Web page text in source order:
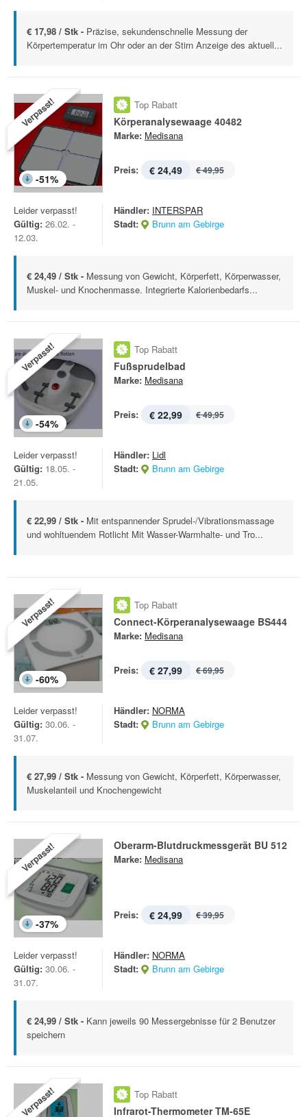
€ 17,98 / Stk - Präzise, sekundenschnelle Messung der
Körpertemperatur im Ohr oder an der Stirn Anzeige des aktuell...
Verpasst!
-51%
Top Rabatt
Körperanalysewaage 40482
Marke: Medisana
Preis: € 24,49 € 49,95
Leider verpasst!
Gültig: 26.02. -
12.03.
Händler: INTERSPAR
Stadt:
Brunn am Gebirge
€ 24,49 / Stk - Messung von Gewicht, Körperfett, Körperwasser,
Muskel- und Knochenmasse. Integrierte Kalorienbedarfs...
Verpasst!
-54%
Top Rabatt
Fußsprudelbad
Marke: Medisana
Preis: € 22,99 € 49,95
Leider verpasst!
Gültig: 18.05. -
21.05.
Händler: Lidl
Stadt:
Brunn am Gebirge
€ 22,99 / Stk - Mit entspannender Sprudel-/Vibrationsmassage
und wohltuendem Rotlicht Mit Wasser-Warmhalte- und Tro...
Verpasst!
-60%
Top Rabatt
Connect-Körperanalysewaage BS444
Marke: Medisana
Preis: € 27,99 € 69,95
Leider verpasst!
Gültig: 30.06. -
31.07.
Händler: NORMA
Stadt:
Brunn am Gebirge
€ 27,99 / Stk - Messung von Gewicht, Körperfett, Körperwasser,
Muskelanteil und Knochengewicht
Verpasst!
-37%
Oberarm-Blutdruckmessgerät BU 512
Marke: Medisana
Preis: € 24,99 € 39,95
Leider verpasst!
Gültig: 30.06. -
31.07.
Händler: NORMA
Stadt:
Brunn am Gebirge
€ 24,99 / Stk - Kann jeweils 90 Messergebnisse für 2 Benutzer
speichern
Verpasst! Top Rabatt
Infrarot-Thermometer TM-65E